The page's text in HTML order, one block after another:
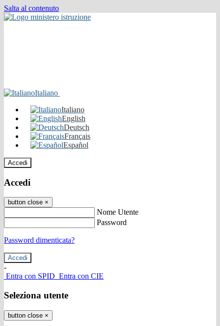
Salta al contenuto
Italiano
Italiano
English
Deutsch
Français
Español
Accedi
Accedi
button close ×
Nome Utente
Password
Password dimenticata?
-
Entra con SPID Entra con CIE
Seleziona utente
button close ×